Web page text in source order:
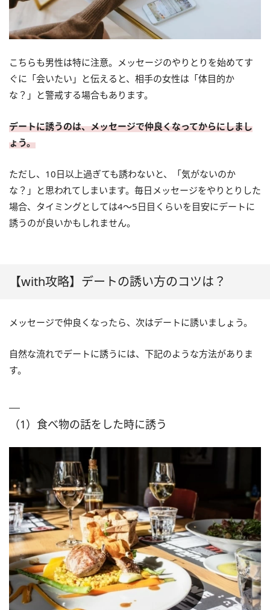
こちらも男性は特に注意。メッセージのやりとりを始めてす
ぐに「会いたい」と伝えると、相手の女性は「体目的か
な？」と警戒する場合もあります。
デートに誘うのは、メッセージで仲良くなってからにしまし
ょう。
ただし、10日以上過ぎても誘わないと、「気がないのか
な？」と思われてしまいます。毎日メッセージをやりとりした
場合、タイミングとしては4～5日目くらいを目安にデートに
誘うのが良いかもしれません。
【with攻略】デートの誘い方のコツは？
メッセージで仲良くなったら、次はデートに誘いましょう。
自然な流れでデートに誘うには、下記のような方法がありま
す。
（1）食べ物の話をした時に誘う